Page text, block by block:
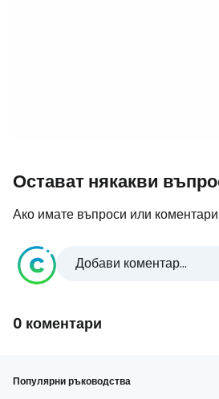
Остават някакви
Ако имате въпроси или коментари
Добави коментар...
0 коментари
Популярни ръководства